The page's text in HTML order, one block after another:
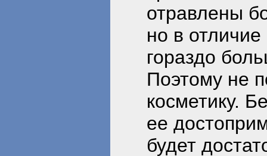
отравлены
но в
гораздо
Поэтому не
косметику.
ее
будет